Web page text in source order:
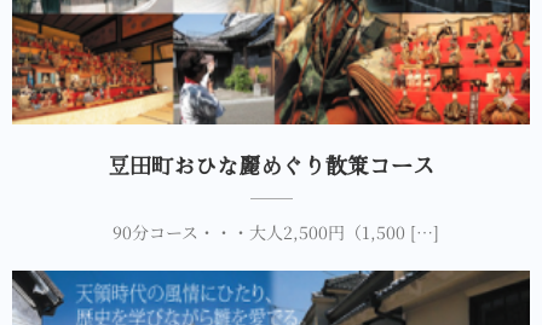
豆田町おひな麗めぐり散策コース
90分コース・・・大人2,500円（1,500 […]